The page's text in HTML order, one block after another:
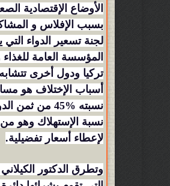
بسبب الإفلاس و
لجنة تسعير الدواء
المؤسسة العامة
تركيا ودول أخرى
أسباب الإختلاف هو
نسبته %45
نسبة الإستهلاك وهو
لإعطاء أسعار تفضيلية.
وتطرق الدكتور